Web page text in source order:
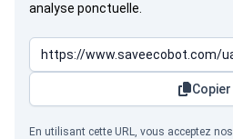
analyse ponctuelle.
Copier
En utilisant cette URL, vous acceptez nos